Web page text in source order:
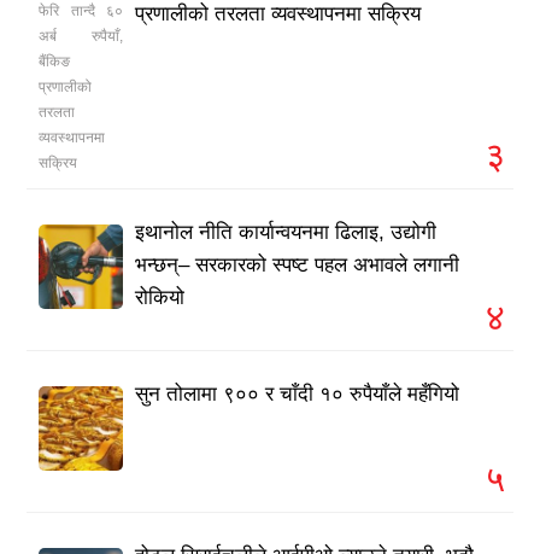
प्रणालीको तरलता व्यवस्थापनमा सक्रिय
३
इथानोल नीति कार्यान्वयनमा ढिलाइ, उद्योगी
भन्छन्– सरकारको स्पष्ट पहल अभावले लगानी
रोकियो
४
सुन तोलामा ९०० र चाँदी १० रुपैयाँले महँगियो
५